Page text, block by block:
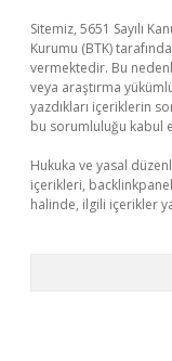
Sitemiz, 5651 Sayılı
Kurumu (BTK)
vermektedir. Bu
veya araştırma
yazdıkları içeriklerin
bu sorumluluğu kabul
Hukuka ve yasal
içerikleri,
halinde, ilgili içerikler